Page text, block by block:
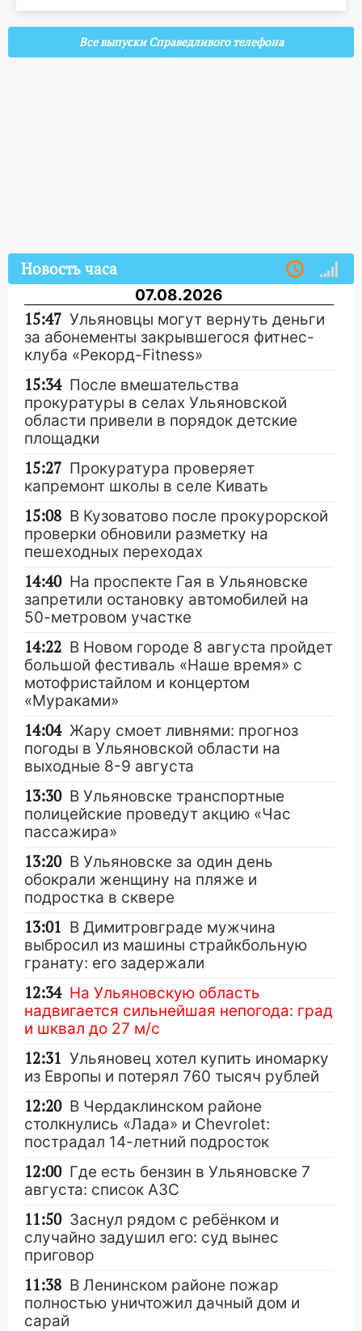
Все выпуски Справедливого телефона
Новость часа
07.08.2026
15:47 Ульяновцы могут вернуть деньги
за абонементы закрывшегося фитнес-
клуба «Рекорд-Fitness»
15:34 После вмешательства
прокуратуры в селах Ульяновской
области привели в порядок детские
площадки
15:27 Прокуратура проверяет
капремонт школы в селе Кивать
15:08 В Кузоватово после прокурорской
проверки обновили разметку на
пешеходных переходах
14:40 На проспекте Гая в Ульяновске
запретили остановку автомобилей на
50-метровом участке
14:22 В Новом городе 8 августа пройдет
большой фестиваль «Наше время» с
мотофристайлом и концертом
«Мураками»
14:04 Жару смоет ливнями: прогноз
погоды в Ульяновской области на
выходные 8-9 августа
13:30 В Ульяновске транспортные
полицейские проведут акцию «Час
пассажира»
13:20 В Ульяновске за один день
обокрали женщину на пляже и
подростка в сквере
13:01 В Димитровграде мужчина
выбросил из машины страйкбольную
гранату: его задержали
12:34 На Ульяновскую область
надвигается сильнейшая непогода: град
и шквал до 27 м/с
12:31 Ульяновец хотел купить иномарку
из Европы и потерял 760 тысяч рублей
12:20 В Чердаклинском районе
столкнулись «Лада» и Chevrolet:
пострадал 14-летний подросток
12:00 Где есть бензин в Ульяновске 7
августа: список АЗС
11:50 Заснул рядом с ребёнком и
случайно задушил его: суд вынес
приговор
11:38 В Ленинском районе пожар
полностью уничтожил дачный дом и
сарай